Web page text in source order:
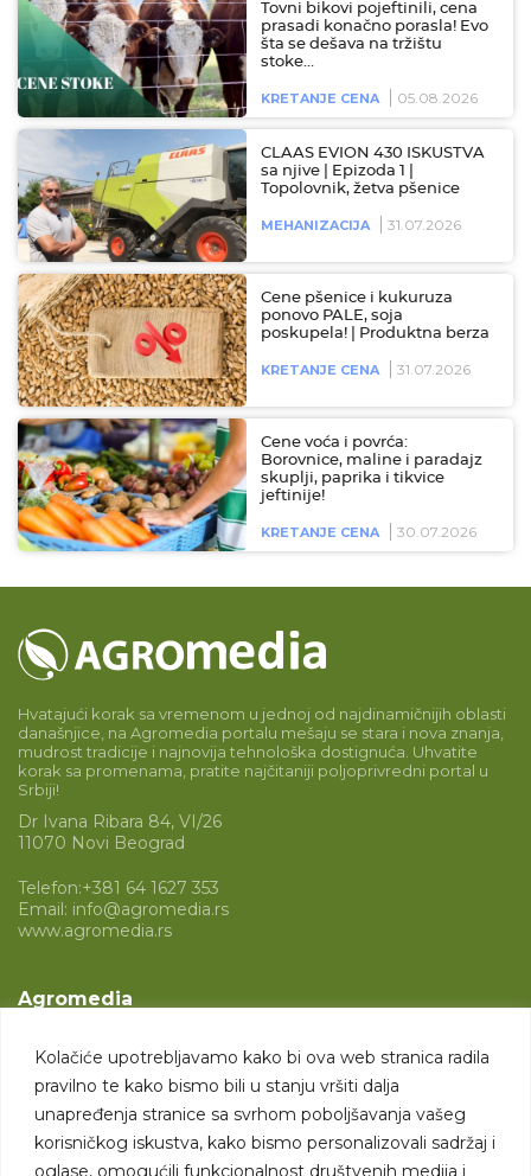
Kolačiće upotrebljavamo kako bi ova web stranica radila
pravilno te kako bismo bili u stanju vršiti dalja
unapređenja stranice sa svrhom poboljšavanja vašeg
korisničkog iskustva, kako bismo personalizovali sadržaj i
oglase, omogućili funkcionalnost društvenih medija i
Tovni bikovi pojeftinili, cena
prasadi konačno porasla! Evo
šta se dešava na tržištu
stoke…
KRETANJE CENA 05.08.2026
CLAAS EVION 430 ISKUSTVA
sa njive | Epizoda 1 |
Topolovnik, žetva pšenice
MEHANIZACIJA 31.07.2026
Cene pšenice i kukuruza
ponovo PALE, soja
poskupela! | Produktna berza
KRETANJE CENA 31.07.2026
Cene voća i povrća:
Borovnice, maline i paradajz
skuplji, paprika i tikvice
jeftinije!
KRETANJE CENA 30.07.2026
Hvatajući korak sa vremenom u jednoj od najdinamičnijih oblasti
današnjice, na Agromedia portalu mešaju se stara i nova znanja,
mudrost tradicije i najnovija tehnološka dostignuća. Uhvatite
korak sa promenama, pratite najčitaniji poljoprivredni portal u
Srbiji!
Dr Ivana Ribara 84, VI/26
11070 Novi Beograd
Telefon:+381 64 1627 353
Email: info@agromedia.rs
www.agromedia.rs
Agromedia
Svet poljoprivrede
Marketing usluge
Tražimo saradnike